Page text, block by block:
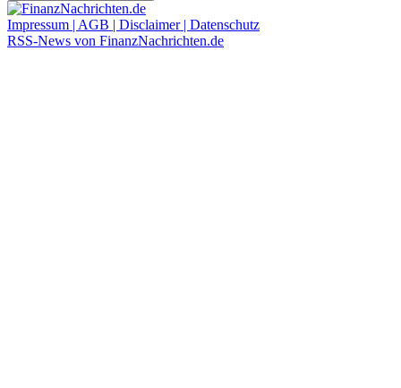
Impressum | AGB | Disclaimer | Datenschutz
RSS-News von FinanzNachrichten.de